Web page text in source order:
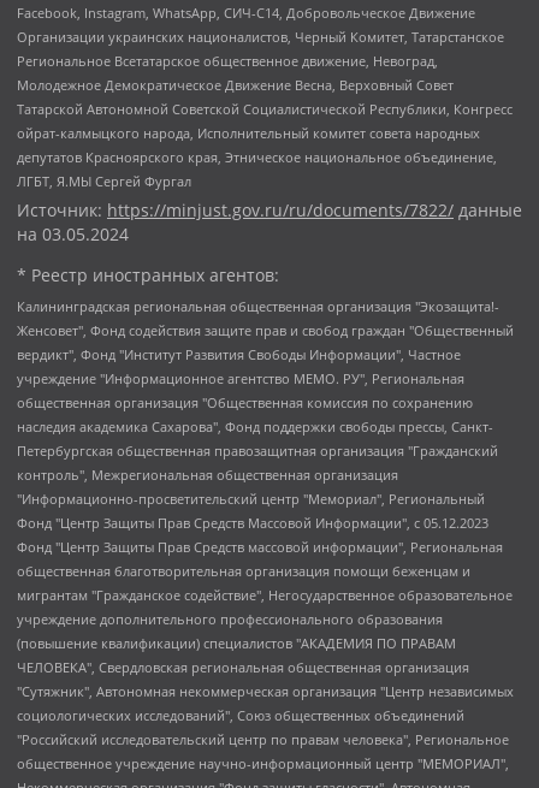
Facebook, Instagram, WhatsApp, СИЧ-С14, Добровольческое Движение
Организации украинских националистов, Черный Комитет, Татарстанское
Региональное Всетатарское общественное движение, Невоград,
Молодежное Демократическое Движение Весна, Верховный Совет
Татарской Автономной Советской Социалистической Республики, Конгресс
ойрат-калмыцкого народа, Исполнительный комитет совета народных
депутатов Красноярского края, Этническое национальное объединение,
ЛГБТ, Я.МЫ Сергей Фургал
Источник: https://minjust.gov.ru/ru/documents/7822/ данные
на 03.05.2024
* Реестр иностранных агентов:
Калининградская региональная общественная организация "Экозащита!-Женсовет", Фонд содействия защите прав и свобод граждан "Общественный вердикт", Фонд "Институт Развития Свободы Информации", Частное учреждение "Информационное агентство МЕМО. РУ", Региональная общественная организация "Общественная комиссия по сохранению наследия академика Сахарова", Фонд поддержки свободы прессы, Санкт-Петербургская общественная правозащитная организация "Гражданский контроль", Межрегиональная общественная организация "Информационно-просветительский центр "Мемориал", Региональный Фонд "Центр Защиты Прав Средств Массовой Информации", с 05.12.2023 Фонд "Центр Защиты Прав Средств массовой информации", Региональная общественная благотворительная организация помощи беженцам и мигрантам "Гражданское содействие", Негосударственное образовательное учреждение дополнительного профессионального образования (повышение квалификации) специалистов "АКАДЕМИЯ ПО ПРАВАМ ЧЕЛОВЕКА", Свердловская региональная общественная организация "Сутяжник", Автономная некоммерческая организация "Центр независимых социологических исследований", Союз общественных объединений "Российский исследовательский центр по правам человека", Региональное общественное учреждение научно-информационный центр "МЕМОРИАЛ", Некоммерческая организация "Фонд защиты гласности", Автономная некоммерческая организация "Институт прав человека", Городская общественная организация "Екатеринбургское общество "МЕМОРИАЛ", Городская общественная организация "Рязанское историко-просветительское и правозащитное общество "Мемориал" (Рязанский Мемориал), Челябинский региональный орган общественной самодеятельности – женское общественное объединение "Женщины Евразии", Челябинский региональный орган общественной самодеятельности "Уральская правозащитная группа", Фонд содействия защите здоровья и социальной справедливости имени Андрея Рылькова, Автономная Некоммерческая Организация "Аналитический Центр Юрия Левады", Автономная некоммерческая организация социальной поддержки населения "Проект Апрель", Региональная общественная организация помощи женщинам и детям, находящимся в кризисной ситуации "Информационно-методический центр "Анна", Фонд содействия развитию массовых коммуникаций и правовому просвещению "Так-так-Так", Фонд содействия устойчивому развитию "Серебряная тайга", Свердловский региональный общественный фонд социальных проектов "Новое время", "Idel.Реалии", Кавказ.Реалии, Крым.Реалии, Телеканал Настоящее Время, Татаро-башкирская служба Радио Свобода (Azatliq Radiosi), Радио Свободная Европа/Радио Свобода (PCE/PC), "Сибирь.Реалии", "Фактограф", Благотворительный фонд помощи осужденным и их семьям, Автономная некоммерческая организация "Институт глобализации и социальных движений", Фонд "В защиту прав заключенных", Частное учреждение "Центр поддержки и содействия развитию средств массовой информации", Пензенский региональный общественный благотворительный фонд "Гражданский союз", "Север.Реалии", Некоммерческая организация Фонд "Правовая инициатива", Общество с ограниченной ответственностью "Радио Свободная Европа/Радио Свобода", Чешское информационное агентство "MEDIUM-ORIENT", Красноярская региональная общественная организация "Мы против СПИДа", Камалягин Денис Николаевич, Маркелов Сергей Евгеньевич, Пономарев Лев Александрович, Савицкая Людмила Алексеевна, Автономная некоммерческая организация "Центр по работе с проблемой насилия "НАСИЛИЮ.НЕТ", Межрегиональный профессиональный союз работников здравоохранения "Альянс врачей", Юридическое лицо, зарегистрированное в Латвийской Республике, SIA "Medusa Project" (регистрационный номер 40103797863, дата регистрации 10.06.2014), Некоммерческая организация "Фонд по борьбе с коррупцией", Автономная некоммерческая организация "Институт права и публичной политики", Баданин Роман Сергеевич, Гликин Максим Александрович, Железнова Мария Михайловна, Лукьянова Юлия Сергеевна, Маетная Елизавета Витальевна, Маняхин Петр Борисович, Чуракова Ольга Владимировна, Ярош Юлия Петровна, Юридическое лицо "The Insider SIA", зарегистрированное в Риге, Латвийская Республика (дата регистрации 26.06.2015), являющееся администратором доменного имени интернет-издания "The Insider SIA", https://theins.ru, Постернак Алексей Евгеньевич, Рубин Михаил Аркадьевич, Анин Роман Александрович, Юридическое лицо Istories fonds, зарегистрированное в Латвийской Республике (регистрационный номер 50008295751, дата регистрации 24.02.2020), Великовский Дмитрий Александрович, Долинина Ирина Николаевна, Мароховская Алеся Алексеевна, Шлейнов Роман Юрьевич, Шмагун Олеся Валентиновна, Общество с ограниченной ответственностью "Альтаир 2021", Общество с ограниченной ответственностью "Вега 2021", Общество с ограниченной ответственностью "Главный редактор 2021", Общество с ограниченной ответственностью "Ромашки монолит", Важенков Артем Валерьевич, Ивановская областная общественная организация "Центр гендерных исследований", Гурман Юрий Альбертович, Медиапроект "ОВД-Инфо", Егоров Владимир Владимирович, Жилинский Владимир Александрович, Общество с ограниченной ответственностью "ЗП", Иванова София Юрьевна, Карезина Инна Павловна, Кильтау Екатерина Викторовна, Петров Алексей Викторович, Пискунов Сергей Евгеньевич, Смирнов Сергей Сергеевич, Тихонов Михаил Сергеевич, Общество с ограниченной ответственностью "ЖУРНАЛИСТ-ИНОСТРАННЫЙ АГЕНТ", Арапова Галина Юрьевна, Вольтская Татьяна Анатольевна, Американская компания "Mason G.E.S. Anonymous Foundation" (США), являющаяся владельцем интернет-издания https://mnews.world/, Компания "Stichting Bellingcat", зарегистрированная в Нидерландах (дата регистрации 11.07.2018), Захаров Андрей Вячеславович, Клепиковская Екатерина Дмитриевна, Общество с ограниченной ответственностью "МЕМО", Перл Роман Александрович, Симонов Евгений Алексеевич, Соловьева Елена Анатольевна, Сотников Даниил Владимирович, Сурначева Елизавета Дмитриевна, Автономная некоммерческая организация по защите прав человека и информированию населения "Якутия – Наше Мнение", Общество с ограниченной ответственностью "Москоу диджитал медиа", с 26.01.2023 Общество с ограниченной ответственностью "Чайка Белые сады", Ветошкина Валерия Валерьевна, Заговора Максим Александрович, Межрегиональное общественное движение "Российская ЛГБТ - сеть", Оленичев Максим Владимирович, Павлов Иван Юрьевич, Скворцова Елена Сергеевна, Общество с ограниченной ответственностью "Как бы инагент", Кочетков Игорь Викторович, Общество с ограниченной ответственностью "Честные выборы", Еланчик Олег Александрович, Общество с ограниченной ответственностью "Нобелевский призыв", Гималова Регина Эмилевна, Григорьев Андрей Валерьевич, Григорьева Алина Александровна, Ассоциация по содействию защите прав призывников, альтернативнослужащих и военнослужащих "Правозащитная группа "Гражданин.Армия.Право", Хисамова Регина Фаритовна, Автономная некоммерческая организация по реализации социально-правовых программ "Лилит", Дальневосточное общественное движение "Маяк", Санкт-Петербургская ЛГБТ-инициативная группа "Выход", Инициативная группа ЛГБТ+ "Реверс", Алексеев Андрей Викторович, Бекбулатова Таисия Львовна, Беляев Иван Михайлович, Владыкина Елена Сергеевна, Гельман Марат Александрович, Никульшина Вероника Юрьевна, Толоконникова Надежда Андреевна, Шендерович Виктор Анатольевич, Общество с ограниченной ответственностью "Данное сообщение", Общество с ограниченной ответственностью Издательский дом "Новая глава", Айнбиндер Александра Александровна, Московский комьюнити-центр для ЛГБТ+инициатив, Благотворительный фонд развития филантропии, Deutsche Welle (Германия, Kurt-Schumacher-Strasse 3, 53113 Bonn), Борзунова Мария Михайловна, Воробьев Виктор Викторович, Голубева Анна Львовна, Константинова Алла Михайловна, Малкова Ирина Владимировна, Мурадов Мурад Абдулгалимович, Осетинская Елизавета Николаевна, Понасенков Евгений Николаевич, Ганапольский Матвей Юрьевич, Киселев Евгений Алексеевич, Борухович Ирина Григорьевна, Дремин Иван Тимофеевич, Дубровский Дмитрий Викторович, Красноярская региональная общественная организация поддержки и развития альтернативных образовательных технологий и межкультурных коммуникаций "ИНТЕРРА", Маяковская Екатерина Алексеевна, Фейгин Марк Захарович, Филимонов Андрей Викторович, Дзугкоева Регина Николаевна, Доброхотов Роман Александрович, Дудь Юрий Александрович, Елкин Сергей Владимирович, Кругликов Кирилл Игоревич, Сабунаева Мария Леонидовна, Семенов Алексей Владимирович, Шаинян Карен Багратович, Шульман Екатерина Михайловна, Асафьев Артур Валерьевич, Вахштайн Виктор Семенович, Венедиктов Алексей Алексеевич, Лушникова Екатерина Евгеньевна, Волков Леонид Михайлович, Невзоров Александр Глебович, Пархоменко Сергей Борисович, Сироткин Ярослав Николаевич, Кара-Мурза Владимир Владимирович, Баранова Наталья Владимировна, Гозман Леонид Яковлевич, Кагарлицкий Борис Юльевич, Климарев Михаил Валерьевич, Милов Владимир Станиславович, Автономная некоммерческая организация Краснодарский центр современного искусства "Типография", Моргенштерн Алишер Тагирович, Соболь Любовь Эдуардовна, Общество с ограниченной ответственностью "ЛИЗА НОРМ", Каспаров Гарри Кимович, Ходорковский Михаил Борисович, Общество с ограниченной ответственностью "Апрельские тезисы", Данилович Ирина Брониславовна, Кашин Олег Владимирович, Петров Николай Владимирович, Пивоваров Алексей Владимирович, Соколов Михаил Владимирович, Цветкова Юлия Владимировна, Чичваркин Евгений Александрович, Комитет против пыток/Команда против пыток, Общество с ограниченной ответственностью "Первый научный", Общество с ограниченной ответственностью "Вертолет и ко", Белоцерковская Вероника Борисовна, Кац Максим Евгеньевич, Лазарева Татьяна Юрьевна, Шаведдинов Руслан Табризович, Яшин Илья Валерьевич, Общество с ограниченной ответственностью "Иноагент ААВ", Алешковский Дмитрий Петрович, Альбац Евгения Марковна, Быков Дмитрий Львович, Галямина Юлия Евгеньевна, Лойко Сергей Леонидович, Мартынов Кирилл Константинович, Медведев Сергей Александрович, Крашенинников Федор Геннадиевич, Гордеева Катерина Вл